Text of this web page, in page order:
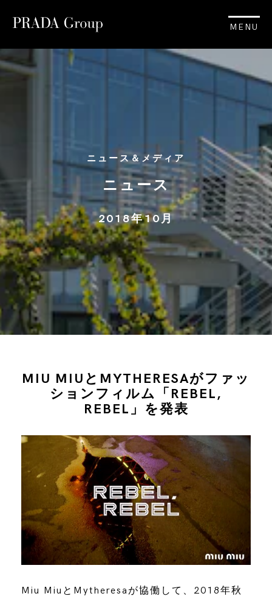
MENU
ニュース＆メディア
ニュース
2018年10月
MIU MIUとMYTHERESAがファッ
ションフィルム「REBEL,
REBEL」を発表
Miu MiuとMytheresaが協働して、2018年秋